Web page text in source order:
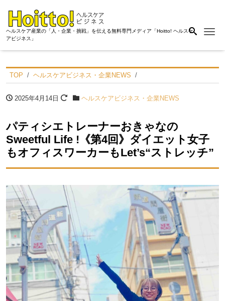
ヘルスケア産業の「人・企業・挑戦」を伝える無料専門メディア「Hoitto! ヘルスケ
アビジネス」
TOP ヘルスケアビジネス・企業NEWS
2025年4月14日 ヘルスケアビジネス・企業NEWS
パティシエトレーナーおきゃなの
Sweetful Life !《第4回》ダイエット女子
もオフィスワーカーもLet’s“ストレッチ”